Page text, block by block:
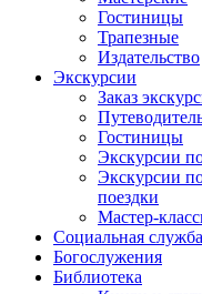
Гостиницы
Трапезные
Издательство
Экскурсии
Заказ
Гостиницы
Экскурсии
Экскурсии
поездки
Мастер-
Социальная служба
Богослужения
Библиотека